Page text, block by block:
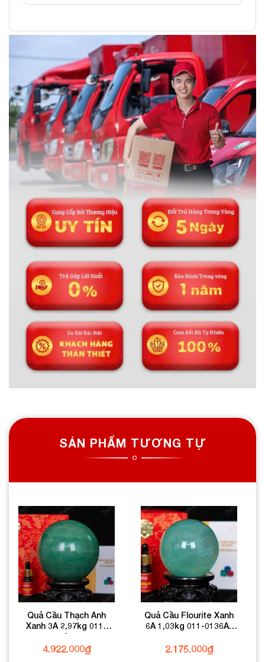
SẢN PHẨM TƯƠNG TỰ
Quả Cầu Thạch Anh
Xanh 3A 2,97kg 011-
0933A-2,97
4.922.000₫
Quả Cầu Flourite Xanh
6A 1,03kg 011-0136A-
2.175.000₫